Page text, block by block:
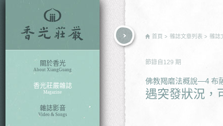
關於香光
About XiangGuang
香光莊嚴雜誌
Magazine
雜誌影音
Video & Songs
首頁 雜誌文章列表 雜誌
節錄自 129 期
佛教羯磨法概說—4 布
遇突發狀況，